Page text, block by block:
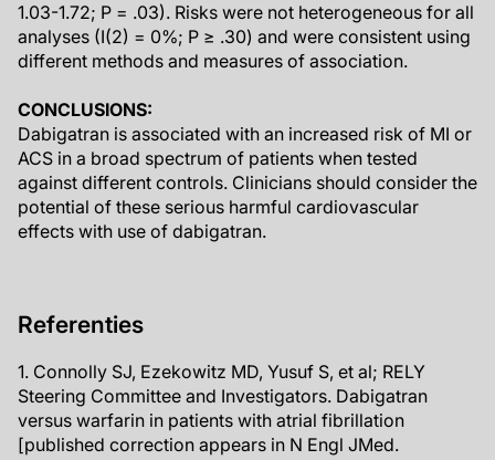
1.03-1.72; P = .03). Risks were not heterogeneous for all
analyses (I(2) = 0%; P ≥ .30) and were consistent using
different methods and measures of association.
CONCLUSIONS:
Dabigatran is associated with an increased risk of MI or
ACS in a broad spectrum of patients when tested
against different controls. Clinicians should consider the
potential of these serious harmful cardiovascular
effects with use of dabigatran.
Referenties
1. Connolly SJ, Ezekowitz MD, Yusuf S, et al; RELY
Steering Committee and Investigators. Dabigatran
versus warfarin in patients with atrial fibrillation
[published correction appears in N Engl JMed.